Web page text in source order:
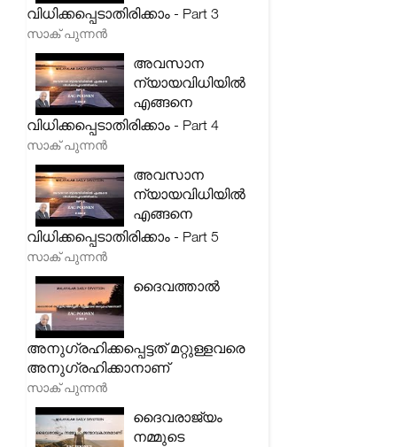
വിധിക്കപ്പെടാതിരിക്കാം - Part 3
സാക് പുന്നൻ
അവസാന
ന്യായവിധിയിൽ
എങ്ങനെ
വിധിക്കപ്പെടാതിരിക്കാം - Part 4
സാക് പുന്നൻ
അവസാന
ന്യായവിധിയിൽ
എങ്ങനെ
വിധിക്കപ്പെടാതിരിക്കാം - Part 5
സാക് പുന്നൻ
ദൈവത്താൽ
അനുഗ്രഹിക്കപ്പെട്ടത് മറ്റുള്ളവരെ
അനുഗ്രഹിക്കാനാണ്
സാക് പുന്നൻ
ദൈവരാജ്യം
നമ്മുടെ